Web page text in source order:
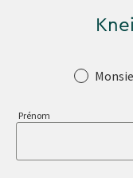
Salutation
Prénom